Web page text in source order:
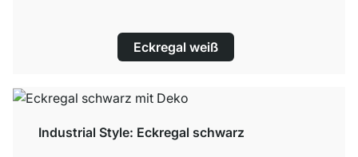
Eckregal weiß
Industrial Style: Eckregal schwarz